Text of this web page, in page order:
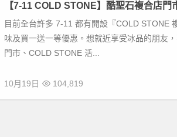
【7-11 COLD STONE】酷聖石複合店
目前全台許多 7-11 都有開設『COLD STONE
味及買一送一等優惠。想就近享受冰品的朋友
門市、COLD STONE 活...
10月19日 104,819